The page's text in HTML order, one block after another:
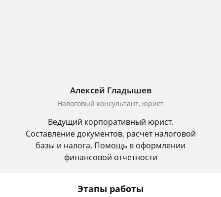
Алексей Гладышев
Налоговый консультант, юрист
Ведущий корпоративный юрист.
Составление документов, расчет налоговой
базы и налога. Помощь в оформлении
финансовой отчетности
Этапы работы